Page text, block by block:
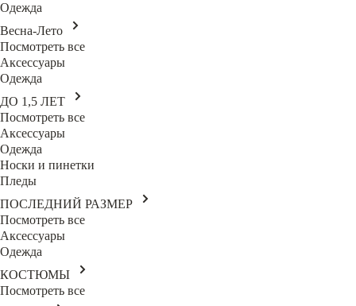
Одежда
Весна-Лето
Посмотреть все
Аксессуары
Одежда
ДО 1,5 ЛЕТ
Посмотреть все
Аксессуары
Одежда
Носки и пинетки
Пледы
ПОСЛЕДНИЙ РАЗМЕР
Посмотреть все
Аксессуары
Одежда
КОСТЮМЫ
Посмотреть все